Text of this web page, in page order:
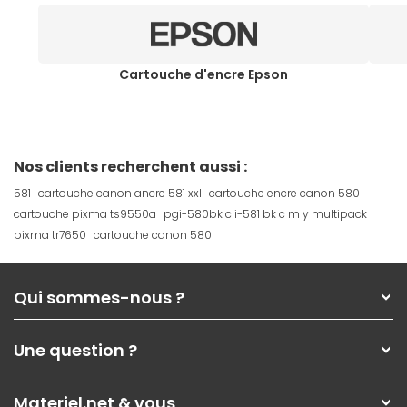
Cartouche d'encre Epson
Nos clients recherchent aussi :
581 cartouche canon ancre 581 xxl cartouche encre canon 580
cartouche pixma ts9550a pgi-580bk cli-581 bk c m y multipack
pixma tr7650 cartouche canon 580
Qui sommes-nous ?
Nos services
Les magasins Materiel.net
Nos solutions pour les pros
Une question ?